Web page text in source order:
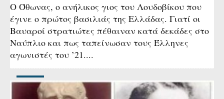
Ο Όθωνας, ο ανήλικος γιος του Λουδοβίκου που
έγινε ο πρώτος βασιλιάς της Ελλάδας. Γιατί οι
Βαυαροί στρατιώτες πέθαιναν κατά δεκάδες στο
Ναύπλιο και πως ταπείνωσαν τους Έλληνες
αγωνιστές του ’21....